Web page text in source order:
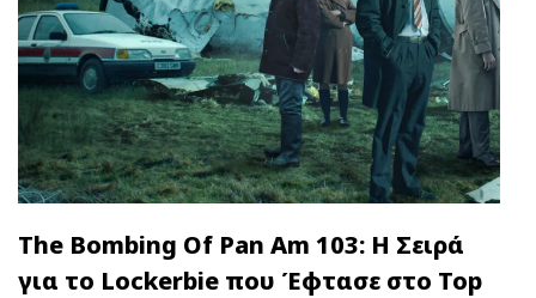
The Bombing Of Pan Am 103: Η Σειρά
για το Lockerbie που Έφτασε στο Top